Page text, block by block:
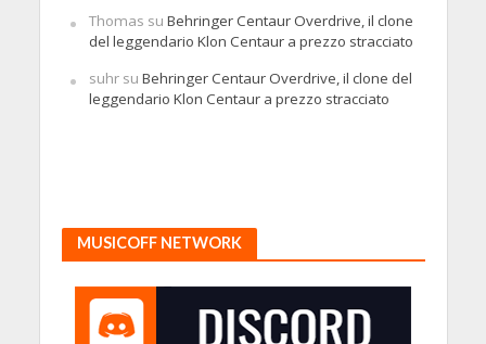
Thomas su Behringer Centaur Overdrive, il clone
del leggendario Klon Centaur a prezzo stracciato
suhrsu Behringer Centaur Overdrive, il clone del
leggendario Klon Centaur a prezzo stracciato
MUSICOFF NETWORK